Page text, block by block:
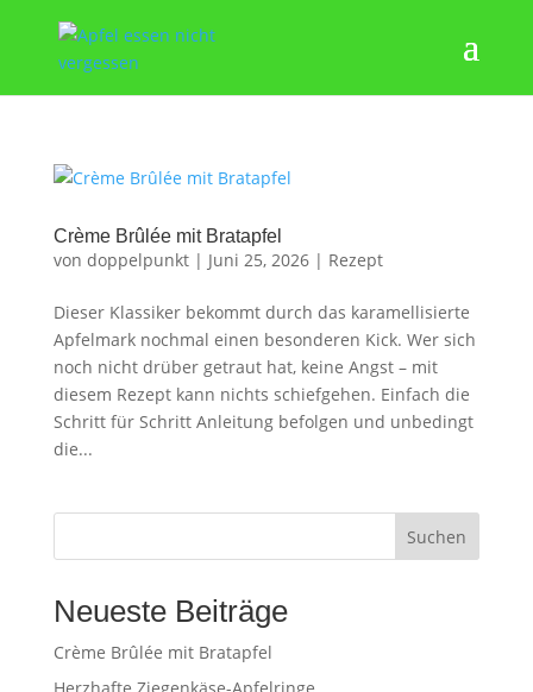
Crème Brûlée mit Bratapfel
von doppelpunkt| Juni 25, 2026| Rezept
Dieser Klassiker bekommt durch das karamellisierte
Apfelmark nochmal einen besonderen Kick. Wer sich
noch nicht drüber getraut hat, keine Angst – mit
diesem Rezept kann nichts schiefgehen. Einfach die
Schritt für Schritt Anleitung befolgen und unbedingt
die...
Suchen
Neueste Beiträge
Crème Brûlée mit Bratapfel